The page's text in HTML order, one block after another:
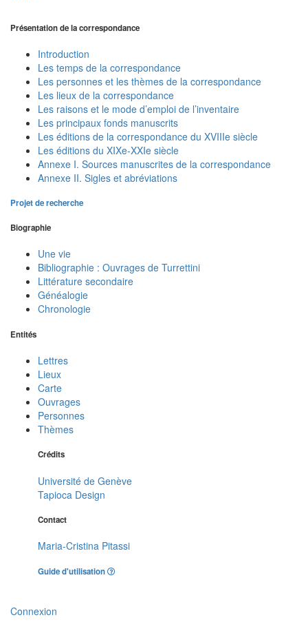
Présentation de la correspondance
Introduction
Les temps de la correspondance
Les personnes et les thèmes de la correspondance
Les lieux de la correspondance
Les raisons et le mode d’emploi de l’inventaire
Les principaux fonds manuscrits
Les éditions de la correspondance du XVIIIe siècle
Les éditions du XIXe-XXIe siècle
Annexe I. Sources manuscrites de la correspondance
Annexe II. Sigles et abréviations
Projet de recherche
Biographie
Une vie
Bibliographie : Ouvrages de Turrettini
Littérature secondaire
Généalogie
Chronologie
Entités
Lettres
Lieux
Carte
Ouvrages
Personnes
Thèmes
Crédits
Université de Genève
Tapioca Design
Contact
Maria-Cristina Pitassi
Guide d'utilisation
Connexion